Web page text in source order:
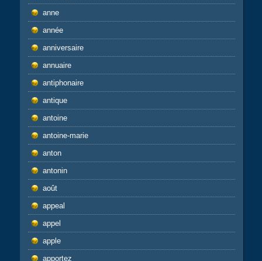
anne
année
anniversaire
annuaire
antiphonaire
antique
antoine
antoine-marie
anton
antonin
août
appeal
appel
apple
apportez